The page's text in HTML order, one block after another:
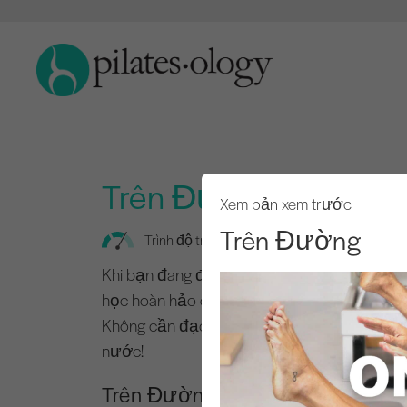
Trên Đường
Trình độ trung cấp
Khi bạn đang đi du lịch, Pilates là bài tập
học hoàn hảo của bạn từ 3 phần: 1) Time
Không cần đạo cụ, chỉ cần bạn và đủ
nước!
Trên Đường GIỚI THIỆU
Xem bản xem trước
Trên Đường